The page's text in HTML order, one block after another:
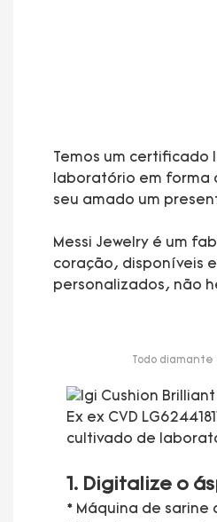
Temos um
laboratório em forma
seu amado um
Messi Jewelry é um
coração, disponíveis
personalizados, não
Todo
1. Digitalize o
* Máquina de sarine